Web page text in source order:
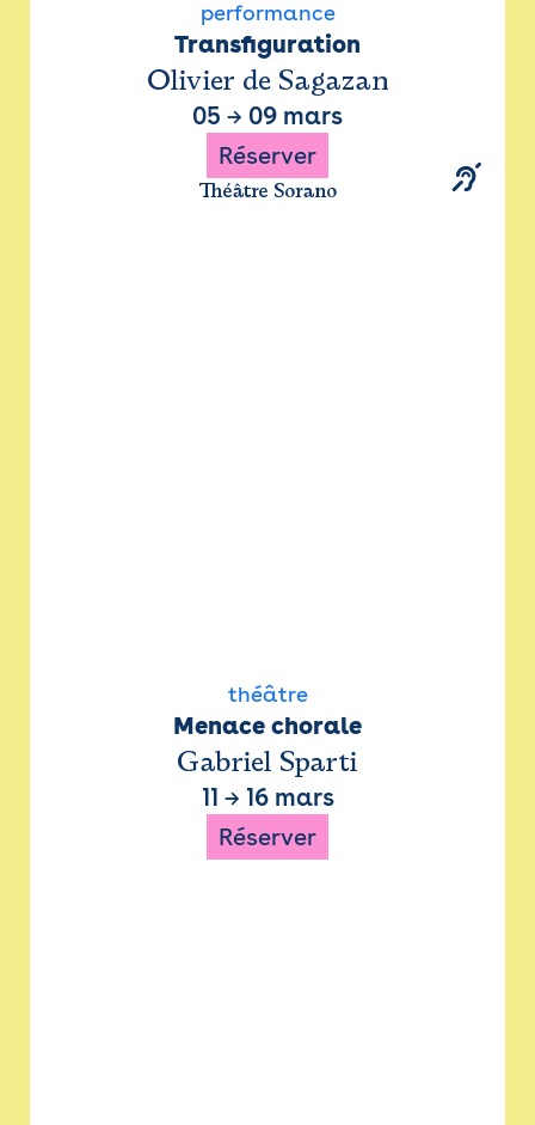
performance
Transfiguration
Olivier de Sagazan
05 → 09 mars
Réserver
Théâtre Sorano
théâtre
Menace chorale
Gabriel Sparti
11 → 16 mars
Réserver